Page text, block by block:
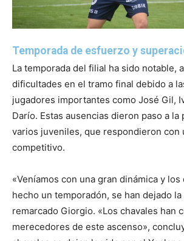
Temporada de esfuerzo y
La temporada del filial ha sido notable,
dificultades en el tramo final debido a
jugadores importantes como José Gil,
Darío. Estas ausencias dieron paso a
varios juveniles, que respondieron con
competitivo.
«Veníamos con una gran dinámica y los
hecho un temporadón, se han dejado la
remarcado Giorgio. «Los chavales han
merecedores de este ascenso»,